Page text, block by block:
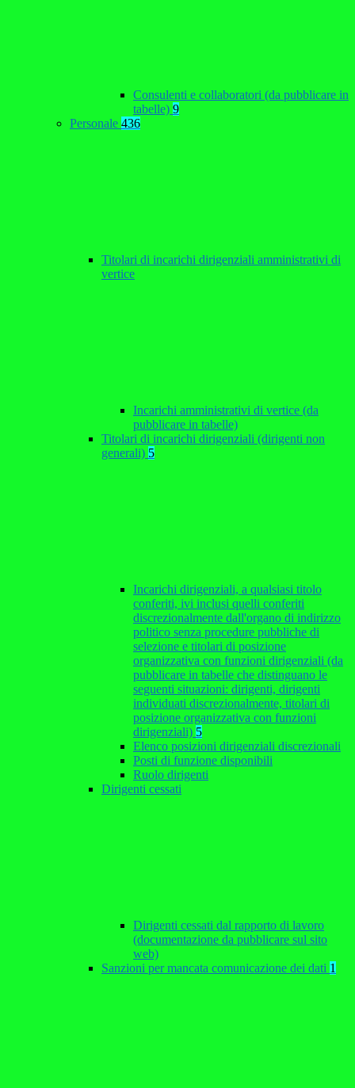
Consulenti e collaboratori (da pubblicare in
tabelle) 9
Personale 436
Titolari di incarichi dirigenziali amministrativi di
vertice
Incarichi amministrativi di vertice (da
pubblicare in tabelle)
Titolari di incarichi dirigenziali (dirigenti non
generali) 5
Incarichi dirigenziali, a qualsiasi titolo
conferiti, ivi inclusi quelli conferiti
discrezionalmente dall'organo di indirizzo
politico senza procedure pubbliche di
selezione e titolari di posizione
organizzativa con funzioni dirigenziali (da
pubblicare in tabelle che distinguano le
seguenti situazioni: dirigenti, dirigenti
individuati discrezionalmente, titolari di
posizione organizzativa con funzioni
dirigenziali) 5
Elenco posizioni dirigenziali discrezionali
Posti di funzione disponibili
Ruolo dirigenti
Dirigenti cessati
Dirigenti cessati dal rapporto di lavoro
(documentazione da pubblicare sul sito
web)
Sanzioni per mancata comunicazione dei dati 1